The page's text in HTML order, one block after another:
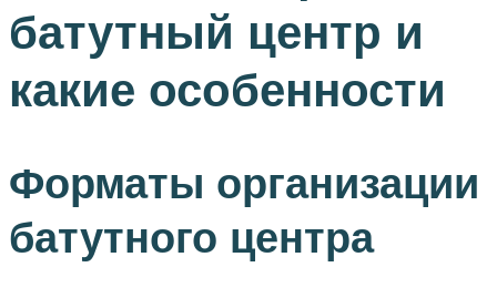
батутный центр и
какие особенности
Форматы организации
батутного центра